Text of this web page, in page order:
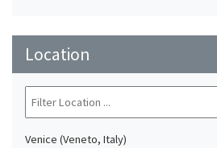
Location
Venice (Veneto, Italy)